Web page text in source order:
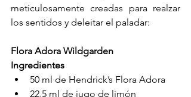
meticulosamente creadas para realzar
los sentidos y deleitar el paladar:
Flora Adora Wildgarden
Ingredientes
50 ml de Hendrick’s Flora Adora
22,5 ml de jugo de limón